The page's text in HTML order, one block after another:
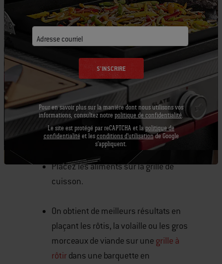
inoxydable pour enlever les résidus.
chaque côté des aliments à la
température de la recette et éteignez
le ou les brûleurs qui seront
directement sous les aliments.
Fermez le couvercle et laissez le
barbecue atteindre la température
adéquate.
Placez les aliments sur la grille de
cuisson.
On obtient de meilleurs résultats en
plaçant les rôtis, la volaille ou les gros
morceaux de viande sur une grille à
rôtirdans une barquette en
Adresse courriel
S'INSCRIRE
Pour en savoir plus sur la manière dont nous utilisons vos
informations, consultez notre politique de confidentialité.
Le site est protégé par reCAPTCHA et lapolitique de
confidentialité et les conditions d'utilisationde Google
s'appliquent.